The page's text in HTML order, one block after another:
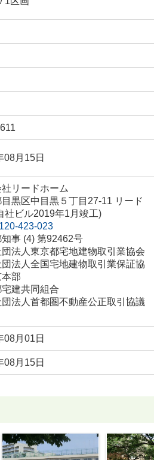
08月15日
リードホーム
黒区中目黒５丁目27-11 リード
社ビル2019年1月竣工)
423-023
事 (4) 第92462号
法人東京都宅地建物取引業協会
法人全国宅地建物取引業保証協
部
建共同組合
法人首都圏不動産公正取引協議
08月01日
08月15日